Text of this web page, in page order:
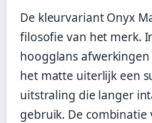
De kleurvariant Onyx
filosofie van het merk.
hoogglans
het matte uiterlijk een
uitstraling die langer
gebruik. De